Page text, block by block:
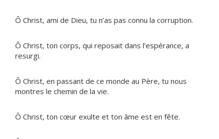
Ô Christ, ami de Dieu, tu n’as pas connu la corruption.
Ô Christ, ton corps, qui reposait dans l’espérance, a
resurgi.
Ô Christ, en passant de ce monde au Père, tu nous
montres le chemin de la vie.
Ô Christ, ton cœur exulte et ton âme est en fête.